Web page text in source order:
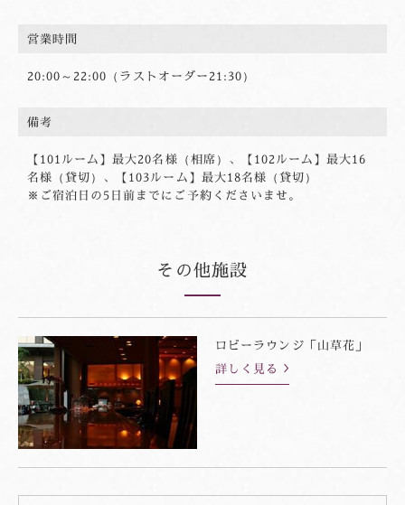
営業時間
20:00～22:00（ラストオーダー21:30）
備考
【101ルーム】最大20名様（相席）、【102ルーム】最大16
名様（貸切）、【103ルーム】最大18名様（貸切）
※ご宿泊日の5日前までにご予約くださいませ。
その他施設
ロビーラウンジ「山草花」
詳しく見る